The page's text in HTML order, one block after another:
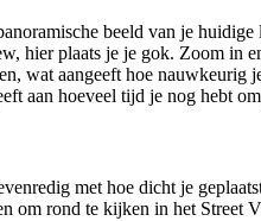
beeld van je
hier plaats je je gok. Zoom in
wat aangeeft hoe nauwkeurig
aan hoeveel tijd je nog hebt
met hoe dicht je
om rond te kijken in het Street